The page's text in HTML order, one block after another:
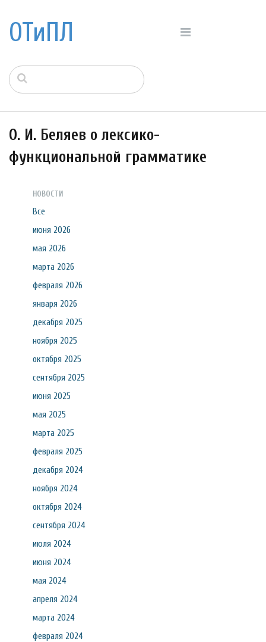
ОТиПЛ
О. И. Беляев о лексико-
функциональной грамматике
НОВОСТИ
Все
июня 2026
мая 2026
марта 2026
февраля 2026
января 2026
декабря 2025
ноября 2025
октября 2025
сентября 2025
июня 2025
мая 2025
марта 2025
февраля 2025
декабря 2024
ноября 2024
октября 2024
сентября 2024
июля 2024
июня 2024
мая 2024
апреля 2024
марта 2024
февраля 2024